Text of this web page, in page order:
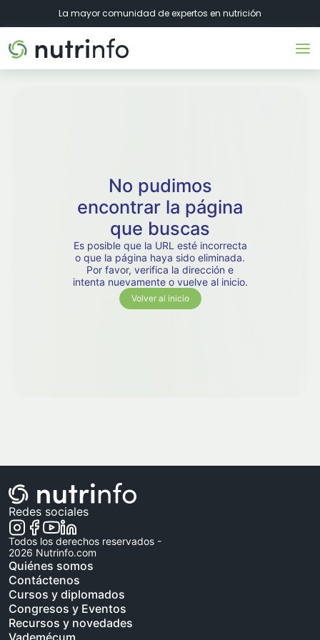
La mayor comunidad de expertos en nutrición
No pudimos
encontrar la página
que buscas
Es posible que la URL esté incorrecta
o que la página haya sido eliminada.
Por favor, verifica la dirección e
intenta nuevamente o vuelve al inicio.
Volver al inicio
Redes sociales
Todos los derechos reservados -
2026 Nutrinfo.com
Quiénes somos
Contáctenos
Cursos y diplomados
Congresos y Eventos
Recursos y novedades
Vademécum